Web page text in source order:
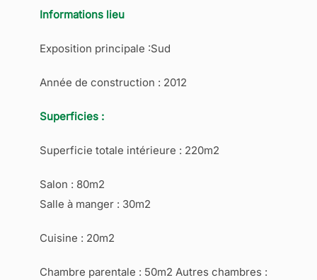
Informations lieu
Exposition principale :Sud
Année de construction : 2012
Superficies :
Superficie totale intérieure : 220m2
Salon : 80m2
Salle à manger : 30m2
Cuisine : 20m2
Chambre parentale : 50m2 Autres chambres :